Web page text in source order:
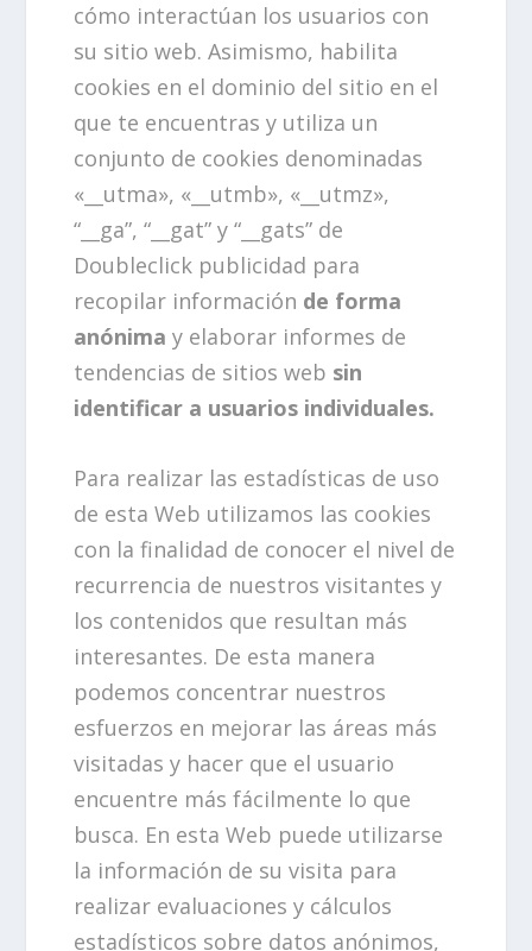
cómo interactúan los usuarios con
su sitio web. Asimismo, habilita
cookies en el dominio del sitio en el
que te encuentras y utiliza un
conjunto de cookies denominadas
«__utma», «__utmb», «__utmz»,
“__ga”, “__gat” y “__gats” de
Doubleclick publicidad para
recopilar información de forma
anónimay elaborar informes de
tendencias de sitios web sin
identificar a usuarios individuales.
Para realizar las estadísticas de uso
de esta Web utilizamos las cookies
con la finalidad de conocer el nivel de
recurrencia de nuestros visitantes y
los contenidos que resultan más
interesantes. De esta manera
podemos concentrar nuestros
esfuerzos en mejorar las áreas más
visitadas y hacer que el usuario
encuentre más fácilmente lo que
busca. En esta Web puede utilizarse
la información de su visita para
realizar evaluaciones y cálculos
estadísticos sobre datos anónimos,